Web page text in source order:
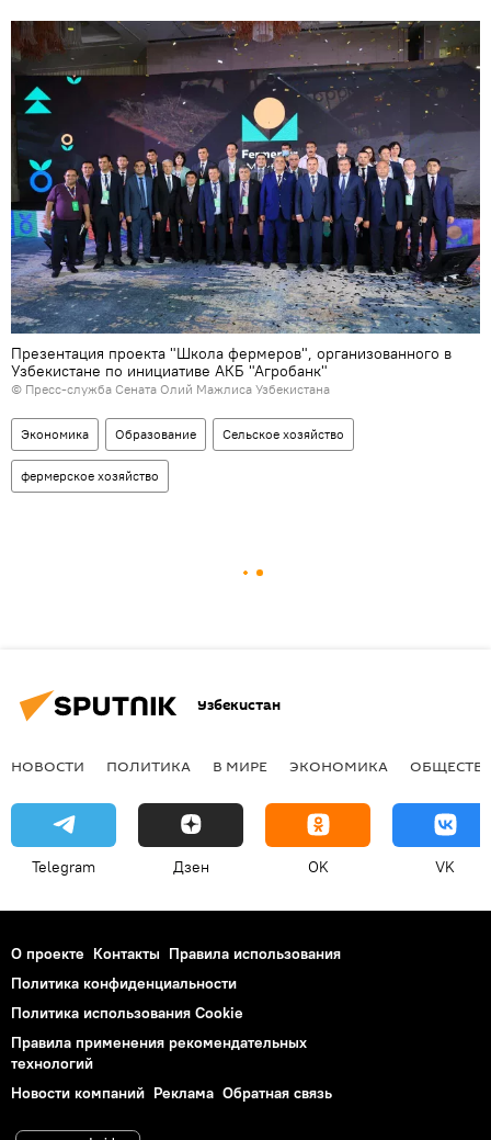
Презентация проекта "Школа фермеров", организованного в
Узбекистане по инициативе АКБ "Агробанк"
© Пресс-служба Сената Олий Мажлиса Узбекистана
Экономика Образование Сельское хозяйство
фермерское хозяйство
Узбекистан
НОВОСТИ ПОЛИТИКА В МИРЕ ЭКОНОМИКА
Telegram Дзен OK VK
О проекте Контакты Правила использования
Политика конфиденциальности
Политика использования Cookie
Правила применения рекомендательных
технологий
Новости компаний Реклама Обратная связь